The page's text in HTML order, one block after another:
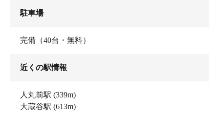
駐車場
完備（40台・無料）
近くの駅情報
人丸前駅 (339m)
大蔵谷駅 (613m)